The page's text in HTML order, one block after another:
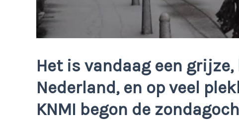
Het is vandaag een
Nederland, en op veel
KNMI begon de